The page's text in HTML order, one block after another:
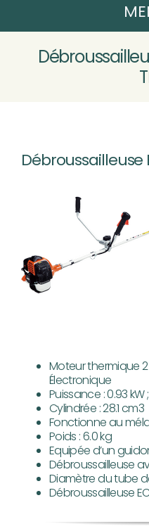
Ets CAILLE
ATELIER SAV
CONTACT & ACCÈS
Rechercher:
Débroussailleuse
Moteur thermique
Électronique
Puissance : 0.93 kW
Cylindrée : 28.1 cm3
Fonctionne au
Poids : 6.0 kg
Equipée d’un
Débroussailleuse
Diamètre du tube
Débroussailleuse